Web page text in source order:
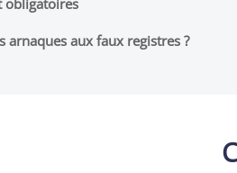
obligatoires
arnaques aux faux registres ?